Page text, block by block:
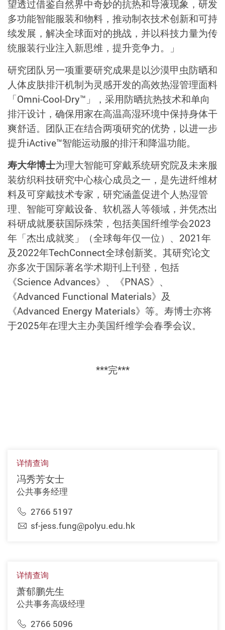
望透过借鉴自然界中奇妙的抗热和导液现象，研发
多功能智能服装和物料，推动制衣技术创新和可持
续发展，解决全球面对的挑战，并以科技力量为传
统服装行业注入新思维，提升竞争力。」
研究团队另一项重要研究成果是以沙漠甲虫防晒和
人体皮肤排汗机制为灵感开发的高效热湿管理面料
「Omni-Cool-Dry™」，采用防晒抗热技术和单向
排汗设计，确保用家在高温高湿环境中保持身体干
爽舒适。团队正在结合两项研究的优势，以进一步
提升iActive™智能运动服的排汗和降温功能。
寿大华博士为理大智能可穿戴系统研究院及未来服
装纺织科技研究中心核心成员之一，是先进纤维材
料及可穿戴技术专家，研究涵盖促进个人热湿管
理、智能可穿戴设备、软机器人等领域，并凭杰出
科研成就屡获国际殊荣，包括美国纤维学会2023
年「杰出成就奖」（全球每年仅一位）、2021年
及2022年TechConnect全球创新奖。其研究论文
亦多次于国际著名学术期刊上刊登，包括
《Science Advances》、《PNAS》、
《Advanced Functional Materials》及
《Advanced Energy Materials》等。寿博士亦将
于2025年在理大主办美国纤维学会春季会议。
***完***
详情查询
冯秀芳女士
公共事务经理
2766 5197
sf-jess.fung@polyu.edu.hk
详情查询
萧郁鹏先生
公共事务高级经理
2766 5096